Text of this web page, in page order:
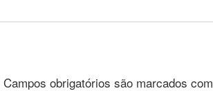
Campos obrigatórios são marcados com